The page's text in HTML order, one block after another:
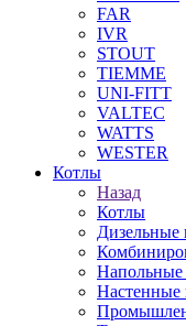
FAR
IVR
STOUT
TIEMME
UNI-FITT
VALTEC
WATTS
WESTER
Котлы
Назад
Котлы
Дизельные
Напольные
Настенные